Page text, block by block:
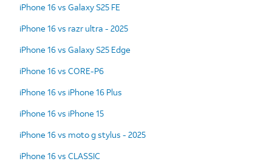
iPhone 16 vs Galaxy S25 FE
iPhone 16 vs razr ultra - 2025
iPhone 16 vs Galaxy S25 Edge
iPhone 16 vs CORE-P6
iPhone 16 vs iPhone 16 Plus
iPhone 16 vs iPhone 15
iPhone 16 vs moto g stylus - 2025
iPhone 16 vs CLASSIC